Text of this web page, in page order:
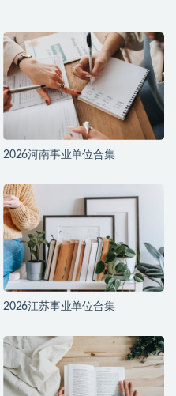
2026河南事业单位合集
2026江苏事业单位合集